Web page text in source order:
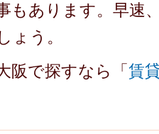
もあります。早速
ょう。
阪で探すなら「賃